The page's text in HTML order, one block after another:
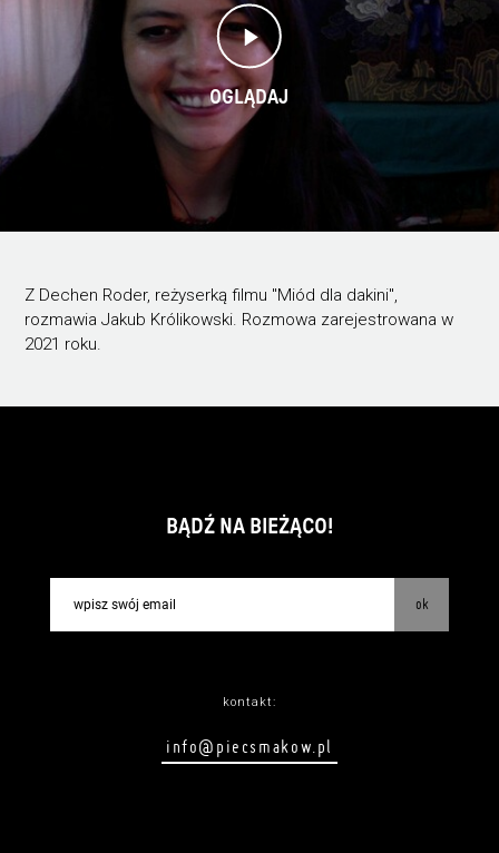
OGLĄDAJ
Z Dechen Roder, reżyserką filmu "Miód dla dakini",
rozmawia Jakub Królikowski. Rozmowa zarejestrowana w
2021 roku.
BĄDŹ NA BIEŻĄCO!
ok
kontakt:
info@piecsmakow.pl